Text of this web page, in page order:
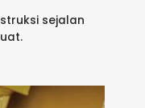
sejalan